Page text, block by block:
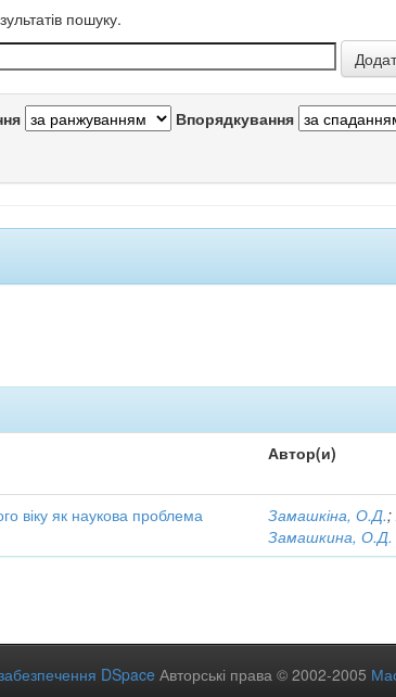
пошуку.
Впорядкування
Автор(и)
віку як наукова проблема Замашкіна, О.Д.;
Замашкина, О.Д.
DSpace Авторські права © 2002-2005